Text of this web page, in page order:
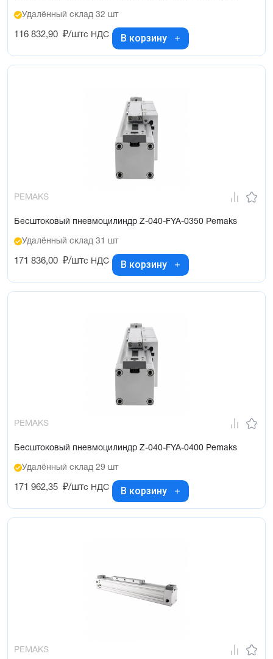
Удалённый склад 32 шт
116 832,90 ₽/штс НДС В корзину
PEMAKS
Бесштоковый пневмоцилиндр Z-040-FYA-0350 Pemaks
Удалённый склад 31 шт
171 836,00 ₽/штс НДС В корзину
PEMAKS
Бесштоковый пневмоцилиндр Z-040-FYA-0400 Pemaks
Удалённый склад 29 шт
171 962,35 ₽/штс НДС В корзину
PEMAKS